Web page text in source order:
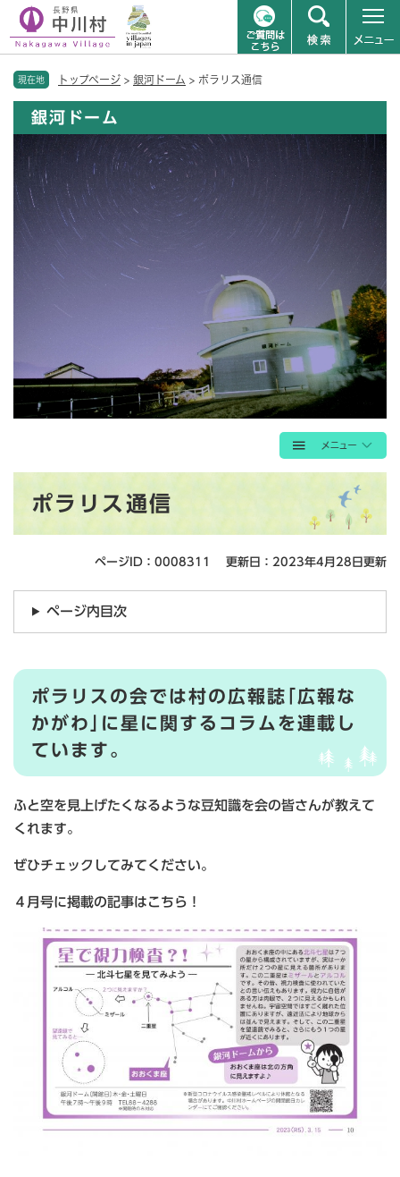
現在地 トップページ > 銀河ドーム > ポラリス通信
銀河ドーム
ポラリス通信
ページID：0008311 更新日：2023年4月28日更新
ページ内目次
ポラリスの会では村の広報誌｢広報な
かがわ｣に星に関するコラムを連載し
ています。
ふと空を見上げたくなるような豆知識を会の皆さんが教えて
くれます。
ぜひチェックしてみてください。
４月号に掲載の記事はこちら！